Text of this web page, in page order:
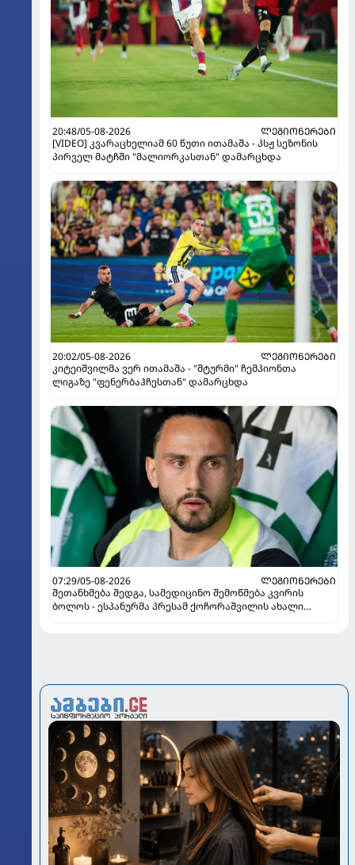
20:48/05-08-2026
ᲚᲔᲒᲘᲝᲜᲔᲠᲔᲑᲘ
[VIDEO] კვარაცხელიამ 60 წუთი ითამაშა - პსჟ სეზონის
პირველ მატჩში "მალიორკასთან" დამარცხდა
20:02/05-08-2026
ᲚᲔᲒᲘᲝᲜᲔᲠᲔᲑᲘ
კიტეიშვილმა ვერ ითამაშა - "შტურმი" ჩემპიონთა
ლიგაზე "ფენერბაჰჩესთან" დამარცხდა
07:29/05-08-2026
ᲚᲔᲒᲘᲝᲜᲔᲠᲔᲑᲘ
შეთანხმება შედგა, სამედიცინო შემოწმება კვირის
ბოლოს - ესპანურმა პრესამ ქოჩორაშვილის ახალი